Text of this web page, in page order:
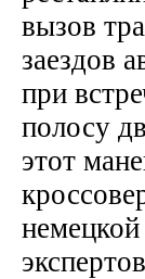
вызов
заездов
при
полосу
этот